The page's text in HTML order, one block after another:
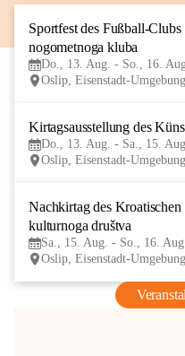
Sportfest des Fußball-
nogometnoga kluba
Do., 13. Aug. - So., 16.
Oslip, Eisenstadt-
Kirtagsausstellung des
Do., 13. Aug. - Sa., 15.
Oslip, Eisenstadt-
Nachkirtag des
kulturnoga društva
Sa., 15. Aug. - So., 16.
Oslip, Eisenstadt-